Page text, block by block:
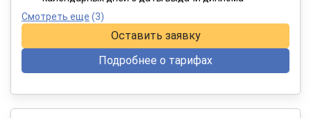
Смотреть еще (3)
Оставить заявку
Подробнее о тарифах